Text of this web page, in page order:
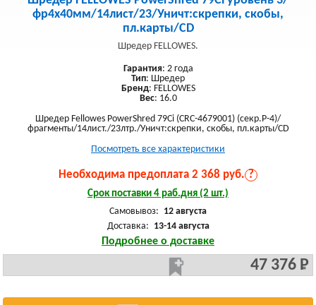
фр4х40мм/14лист/23/Уничт:скрепки, скобы,
пл.карты/CD
Шредер FELLOWES.
Гарантия: 2 года
Тип: Шредер
Бренд: FELLOWES
Вес: 16.0
Шредер Fellowes PowerShred 79Ci (CRC-4679001) (секр.P-4)/
фрагменты/14лист./23лтр./Уничт:скрепки, скобы, пл.карты/CD
Посмотреть все характеристики
Необходима предоплата 2 368 руб. ?
Срок поставки 4 раб.дня (2 шт.)
Самовывоз: 12 августа
Доставка: 13-14 августа
Подробнее о доставке
47 376 Р